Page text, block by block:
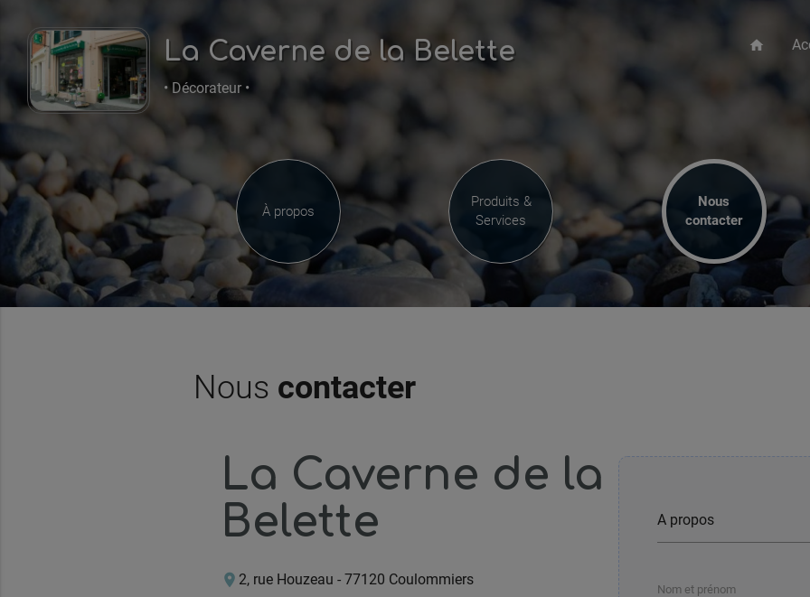
La Caverne de la Belette
• Décorateur •
home
À propos
Produits &
Services
Nous
contacter
Nous contacter
La Caverne de la
Belette
location_on 2, rue Houzeau - 77120 Coulommiers
Nom et prénom